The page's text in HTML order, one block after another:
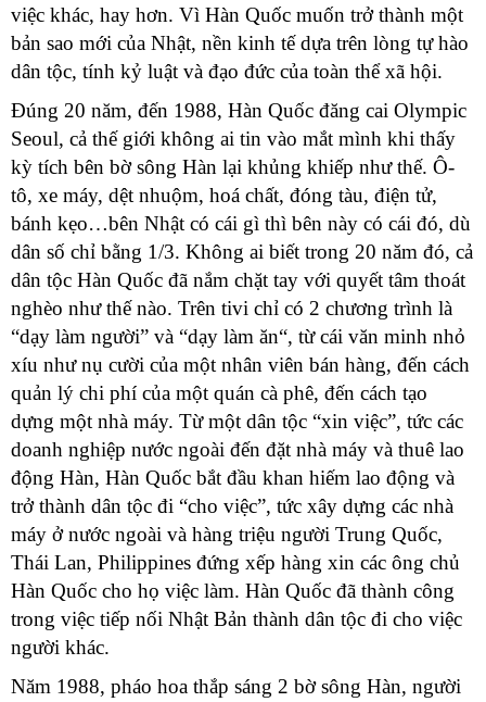
việc khác, hay hơn. Vì Hàn Quốc muốn trở thành một
bản sao mới của Nhật, nền kinh tế dựa trên lòng tự hào
dân tộc, tính kỷ luật và đạo đức của toàn thể xã hội.
Đúng 20 năm, đến 1988, Hàn Quốc đăng cai Olympic
Seoul, cả thế giới không ai tin vào mắt mình khi thấy
kỳ tích bên bờ sông Hàn lại khủng khiếp như thế. Ô-
tô, xe máy, dệt nhuộm, hoá chất, đóng tàu, điện tử,
bánh kẹo…bên Nhật có cái gì thì bên này có cái đó, dù
dân số chỉ bằng 1/3. Không ai biết trong 20 năm đó, cả
dân tộc Hàn Quốc đã nắm chặt tay với quyết tâm thoát
nghèo như thế nào. Trên tivi chỉ có 2 chương trình là
“dạy làm người” và “dạy làm ăn“, từ cái văn minh nhỏ
xíu như nụ cười của một nhân viên bán hàng, đến cách
quản lý chi phí của một quán cà phê, đến cách tạo
dựng một nhà máy. Từ một dân tộc “xin việc”, tức các
doanh nghiệp nước ngoài đến đặt nhà máy và thuê lao
động Hàn, Hàn Quốc bắt đầu khan hiếm lao động và
trở thành dân tộc đi “cho việc”, tức xây dựng các nhà
máy ở nước ngoài và hàng triệu người Trung Quốc,
Thái Lan, Philippines đứng xếp hàng xin các ông chủ
Hàn Quốc cho họ việc làm. Hàn Quốc đã thành công
trong việc tiếp nối Nhật Bản thành dân tộc đi cho việc
người khác.
Năm 1988, pháo hoa thắp sáng 2 bờ sông Hàn, người